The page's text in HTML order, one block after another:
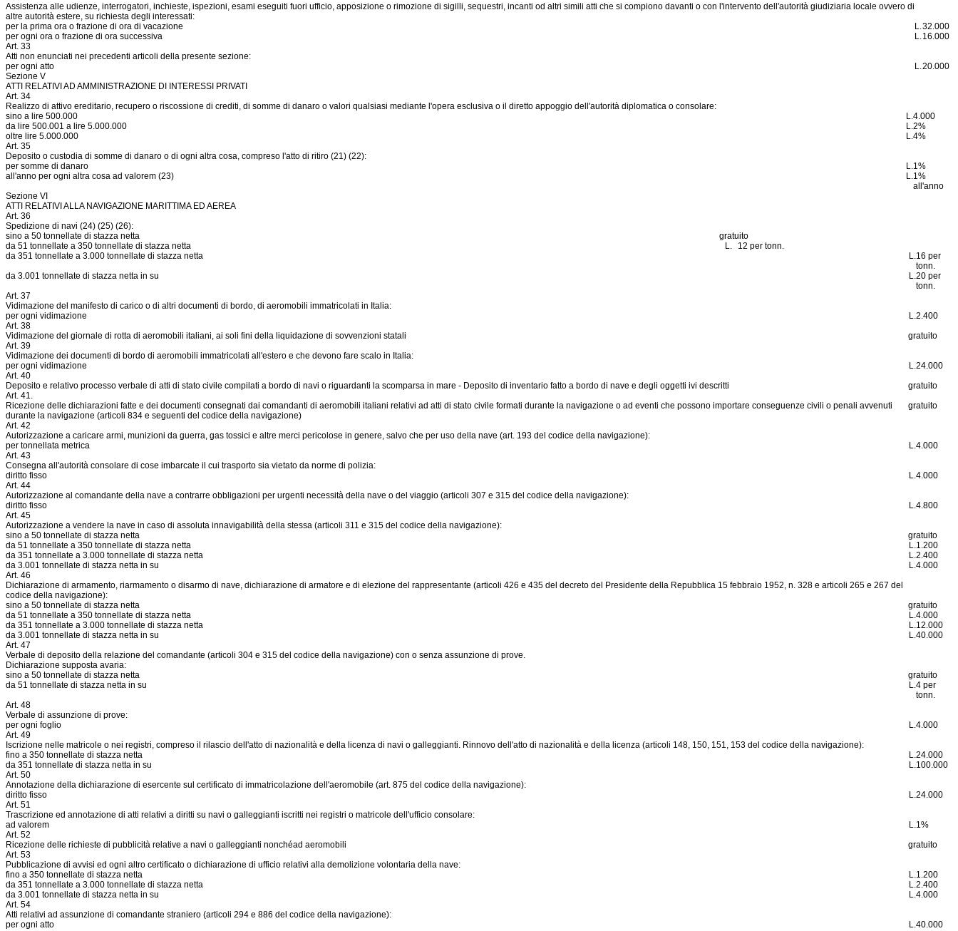
Assistenza alle udienze, interrogatori, inchieste, ispezioni, esami eseguiti fuori ufficio, apposizione o rimozione di sigilli, sequestri, incanti od altri simili atti che si compiono davanti o con l'intervento dell'autorità giudiziaria locale ovvero di
altre autorità estere, su richiesta degli interessati:
per la prima ora o frazione di ora di vacazione
L.32.000
per ogni ora o frazione di ora successiva
L.16.000
Art. 33
Atti non enunciati nei precedenti articoli della presente sezione:
per ogni atto
L.20.000
Sezione V
ATTI RELATIVI AD AMMINISTRAZIONE DI INTERESSI PRIVATI
Art. 34
Realizzo di attivo ereditario, recupero o riscossione di crediti, di somme di danaro o valori qualsiasi mediante l'opera esclusiva o il diretto appoggio dell'autorità diplomatica o consolare:
sino a lire 500.000
L.4.000
da lire 500.001 a lire 5.000.000
L.2%
oltre lire 5.000.000
L.4%
Art. 35
Deposito o custodia di somme di danaro o di ogni altra cosa, compreso l'atto di ritiro (21) (22):
per somme di danaro
L.1%
all'anno per ogni altra cosa ad valorem (23)
L.1%
all'anno
Sezione VI
ATTI RELATIVI ALLA NAVIGAZIONE MARITTIMA ED AEREA
Art. 36
Spedizione di navi (24) (25) (26):
sino a 50 tonnellate di stazza netta
gratuito
da 51 tonnellate a 350 tonnellate di stazza netta
L.
12 per tonn.
da 351 tonnellate a 3.000 tonnellate di stazza netta
L.16 per
tonn.
da 3.001 tonnellate di stazza netta in su
L.20 per
tonn.
Art. 37
Vidimazione del manifesto di carico o di altri documenti di bordo, di aeromobili immatricolati in Italia:
per ogni vidimazione
L.2.400
Art. 38
Vidimazione del giornale di rotta di aeromobili italiani, ai soli fini della liquidazione di sovvenzioni statali
gratuito
Art. 39
Vidimazione dei documenti di bordo di aeromobili immatricolati all'estero e che devono fare scalo in Italia:
per ogni vidimazione
L.24.000
Art. 40
Deposito e relativo processo verbale di atti di stato civile compilati a bordo di navi o riguardanti la scomparsa in mare - Deposito di inventario fatto a bordo di nave e degli oggetti ivi descritti
gratuito
Art. 41.
Ricezione delle dichiarazioni fatte e dei documenti consegnati dai comandanti di aeromobili italiani relativi ad atti di stato civile formati durante la navigazione o ad eventi che possono importare conseguenze civili o penali avvenuti
durante la navigazione (articoli 834 e seguenti del codice della navigazione)
gratuito
Art. 42
Autorizzazione a caricare armi, munizioni da guerra, gas tossici e altre merci pericolose in genere, salvo che per uso della nave (art. 193 del codice della navigazione):
per tonnellata metrica
L.4.000
Art. 43
Consegna all'autorità consolare di cose imbarcate il cui trasporto sia vietato da norme di polizia:
diritto fisso
L.4.000
Art. 44
Autorizzazione al comandante della nave a contrarre obbligazioni per urgenti necessità della nave o del viaggio (articoli 307 e 315 del codice della navigazione):
diritto fisso
L.4.800
Art. 45
Autorizzazione a vendere la nave in caso di assoluta innavigabilità della stessa (articoli 311 e 315 del codice della navigazione):
sino a 50 tonnellate di stazza netta
gratuito
da 51 tonnellate a 350 tonnellate di stazza netta
L.1.200
da 351 tonnellate a 3.000 tonnellate di stazza netta
L.2.400
da 3.001 tonnellate di stazza netta in su
L.4.000
Art. 46
Dichiarazione di armamento, riarmamento o disarmo di nave, dichiarazione di armatore e di elezione del rappresentante (articoli 426 e 435 del decreto del Presidente della Repubblica 15 febbraio 1952, n. 328 e articoli 265 e 267 del
codice della navigazione):
sino a 50 tonnellate di stazza netta
gratuito
da 51 tonnellate a 350 tonnellate di stazza netta
L.4.000
da 351 tonnellate a 3.000 tonnellate di stazza netta
L.12.000
da 3.001 tonnellate di stazza netta in su
L.40.000
Art. 47
Verbale di deposito della relazione del comandante (articoli 304 e 315 del codice della navigazione) con o senza assunzione di prove.
Dichiarazione supposta avaria:
sino a 50 tonnellate di stazza netta
gratuito
da 51 tonnellate di stazza netta in su
L.4 per
tonn.
Art. 48
Verbale di assunzione di prove:
per ogni foglio
L.4.000
Art. 49
Iscrizione nelle matricole o nei registri, compreso il rilascio dell'atto di nazionalità e della licenza di navi o galleggianti. Rinnovo dell'atto di nazionalità e della licenza (articoli 148, 150, 151, 153 del codice della navigazione):
fino a 350 tonnellate di stazza netta
L.24.000
da 351 tonnellate di stazza netta in su
L.100.000
Art. 50
Annotazione della dichiarazione di esercente sul certificato di immatricolazione dell'aeromobile (art. 875 del codice della navigazione):
diritto fisso
L.24.000
Art. 51
Trascrizione ed annotazione di atti relativi a diritti su navi o galleggianti iscritti nei registri o matricole dell'ufficio consolare:
ad valorem
L.1%
Art. 52
Ricezione delle richieste di pubblicità relative a navi o galleggianti nonchéad aeromobili
gratuito
Art. 53
Pubblicazione di avvisi ed ogni altro certificato o dichiarazione di ufficio relativi alla demolizione volontaria della nave:
fino a 350 tonnellate di stazza netta
L.1.200
da 351 tonnellate a 3.000 tonnellate di stazza netta
L.2.400
da 3.001 tonnellate di stazza netta in su
L.4.000
Art. 54
Atti relativi ad assunzione di comandante straniero (articoli 294 e 886 del codice della navigazione):
per ogni atto
L.40.000